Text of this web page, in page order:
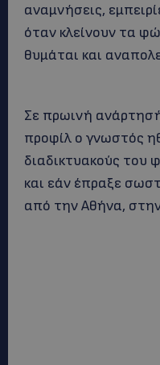
αναμνήσεις,
όταν κλείνουν τα
θυμάται και
Σε πρωινή
προφίλ ο γνωστός
διαδικτυακούς του
και εάν έπραξε
από την Αθήνα,